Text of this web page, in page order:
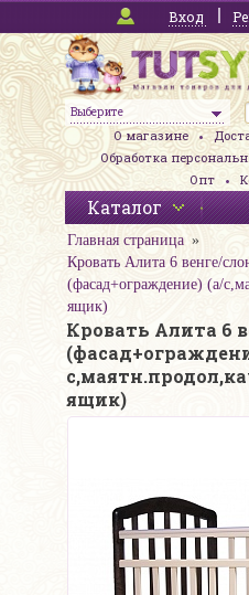
Вход
Выберите
О магазине
Обработка
Опт
Каталог
Главная страница
Кровать Алита 6 венге/
(фасад+ограждение) (а/
ящик)
Кровать Алита 6
ящик)